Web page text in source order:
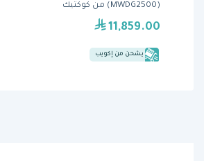
(MWDG2500) من كوكتيك
11,859.00
يشحن من إكويب